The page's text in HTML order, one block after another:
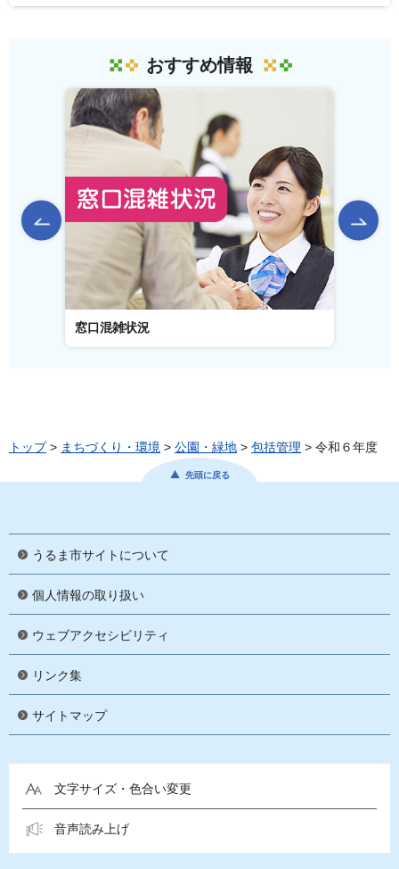
おすすめ情報
前のスライドを表示
窓口混雑状況
トップ> まちづくり・環境 > 公園・緑地 > 包括管理 > 令和６年度
先頭に戻る
うるま市サイトについて
個人情報の取り扱い
ウェブアクセシビリティ
リンク集
サイトマップ
文字サイズ・色合い変更
音声読み上げ